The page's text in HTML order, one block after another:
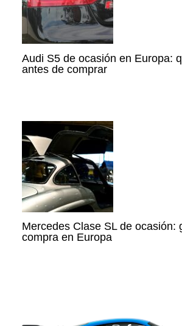
Audi S5 de ocasión en Europa:
antes de comprar
Mercedes Clase SL de ocasión:
compra en Europa
I
F
Y